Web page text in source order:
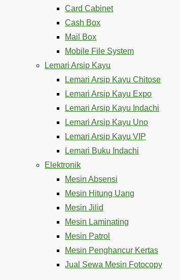
Card Cabinet
Cash Box
Mail Box
Mobile File System
Lemari Arsip Kayu
Lemari Arsip Kayu Chitose
Lemari Arsip Kayu Expo
Lemari Arsip Kayu Indachi
Lemari Arsip Kayu Uno
Lemari Arsip Kayu VIP
Lemari Buku Indachi
Elektronik
Mesin Absensi
Mesin Hitung Uang
Mesin Jilid
Mesin Laminating
Mesin Patrol
Mesin Penghancur Kertas
Jual Sewa Mesin Fotocopy